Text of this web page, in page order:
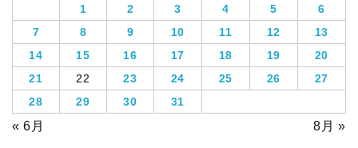
1
2 3 4 5
6
7
8 9 10 11 12
13
14
15 16 17 18 19
20
21
22 23 24 25 26
27
28
29 30 31
« 6月 8月 »